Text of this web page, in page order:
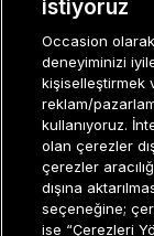
Müşteri İlişkileri
GRUP
ERKEK
istiyoruz
Occasion
deneyiminizi
kişiselleştirmek
reklam/
kullanıyoruz.
olan çerezler
çerezler
dışına
seçeneğine;
ise “Çerezleri